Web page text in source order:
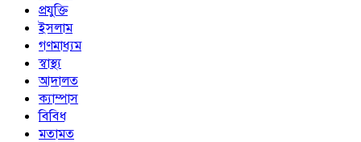
প্রযুক্তি
ইসলাম
গণমাধ্যম
স্বাস্থ্য
আদালত
ক্যাম্পাস
বিবিধ
মতামত